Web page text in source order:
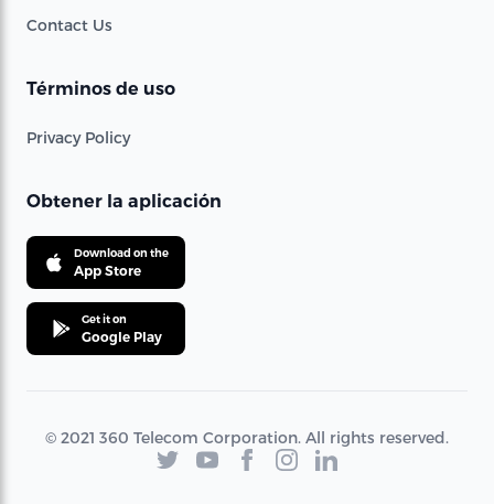
Contact Us
Términos de uso
Privacy Policy
Obtener la aplicación
Download on the
App Store
Get it on
Google Play
© 2021 360 Telecom Corporation. All rights reserved.